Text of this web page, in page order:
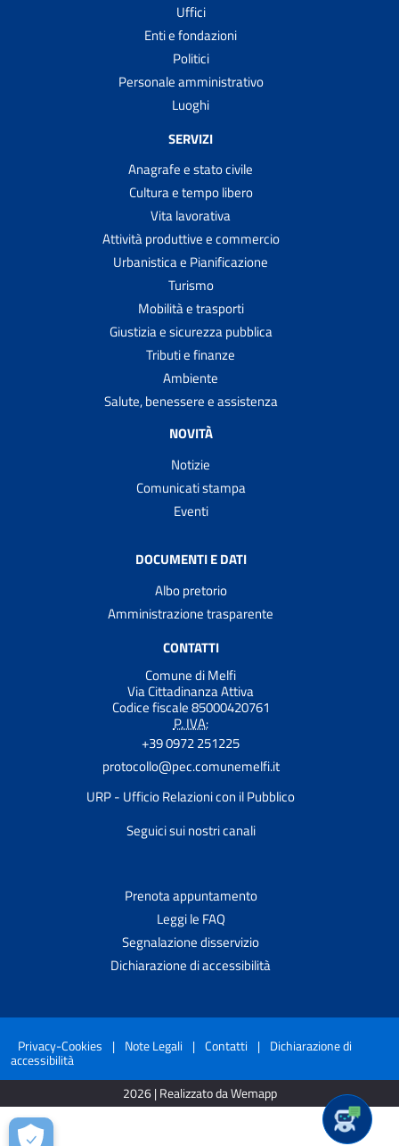
Uffici
Enti e fondazioni
Politici
Personale amministrativo
Luoghi
SERVIZI
Anagrafe e stato civile
Cultura e tempo libero
Vita lavorativa
Attività produttive e commercio
Urbanistica e Pianificazione
Turismo
Mobilità e trasporti
Giustizia e sicurezza pubblica
Tributi e finanze
Ambiente
Salute, benessere e assistenza
NOVITÀ
Notizie
Comunicati stampa
Eventi
DOCUMENTI E DATI
Albo pretorio
Amministrazione trasparente
CONTATTI
Comune di Melfi
Via Cittadinanza Attiva
Codice fiscale 85000420761
P. IVA:
+39 0972 251225
protocollo@pec.comunemelfi.it
URP - Ufficio Relazioni con il Pubblico
Seguici sui nostri canali
Prenota appuntamento
Leggi le FAQ
Segnalazione disservizio
Dichiarazione di accessibilità
Privacy-Cookies | Note Legali | Contatti | Dichiarazione di
accessibilità
2026 | Realizzato da Wemapp